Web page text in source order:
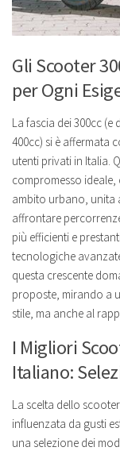
Gli Scooter
per Ogni
La fascia dei 300cc (e
400cc) si è affermata
utenti privati in Italia.
compromesso
ambito urbano, unita
affrontare
più efficienti e
tecnologiche
questa crescente
proposte, mirando a
stile, ma anche al
I Migliori
Italiano:
La scelta dello
influenzata da gusti
una selezione dei